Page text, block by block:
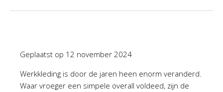
Geplaatst op 12 november 2024
Werkkleding is door de jaren heen enorm veranderd.
Waar vroeger een simpele overall voldeed, zijn de